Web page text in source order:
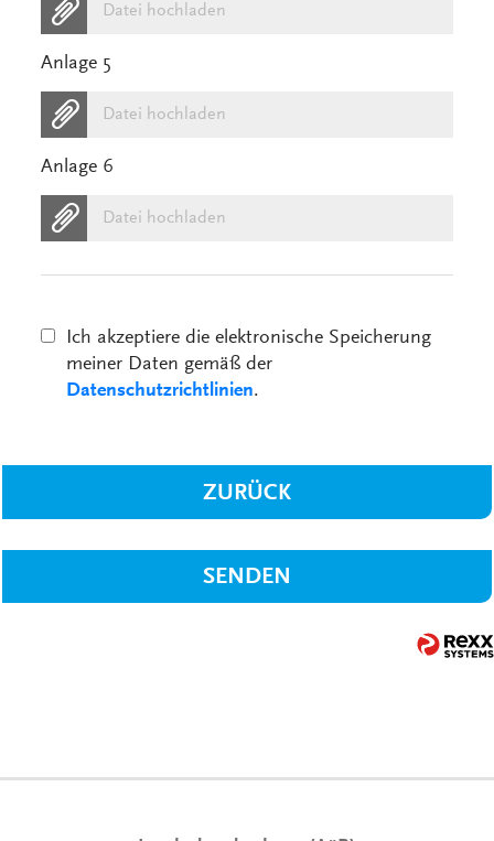
Datei hochladen
Anlage 5
Datei hochladen
Anlage 6
Datei hochladen
Ich akzeptiere die elektronische Speicherung
meiner Daten gemäß der
Datenschutzrichtlinien.
ZURÜCK
SENDEN